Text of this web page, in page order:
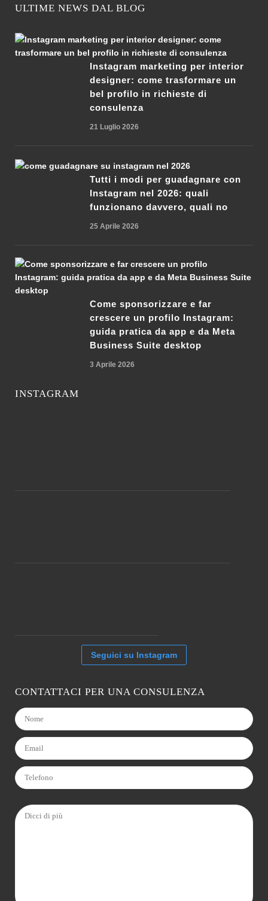
ULTIME NEWS DAL BLOG
Instagram marketing per interior
designer: come trasformare un
bel profilo in richieste di
consulenza
21 Luglio 2026
Tutti i modi per guadagnare con
Instagram nel 2026: quali
funzionano davvero, quali no
25 Aprile 2026
Come sponsorizzare e far
crescere un profilo Instagram:
guida pratica da app e da Meta
Business Suite desktop
3 Aprile 2026
INSTAGRAM
Seguici su Instagram
CONTATTACI PER UNA CONSULENZA